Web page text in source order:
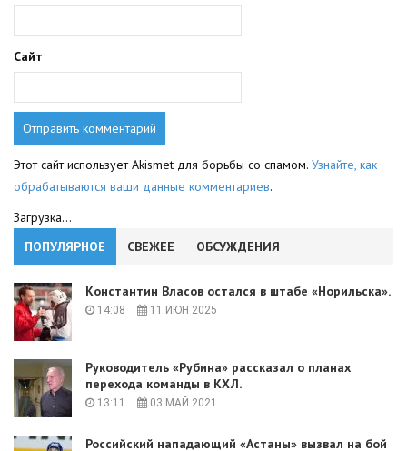
Сайт
Этот сайт использует Akismet для борьбы со спамом. Узнайте, как
обрабатываются ваши данные комментариев.
Загрузка...
ПОПУЛЯРНОЕ
СВЕЖЕЕ ОБСУЖДЕНИЯ
Константин Власов остался в штабе «Норильска».
14:08 11 ИЮН 2025
Руководитель «Рубина» рассказал о планах
перехода команды в КХЛ.
13:11 03 МАЙ 2021
Российский нападающий «Астаны» вызвал на бой